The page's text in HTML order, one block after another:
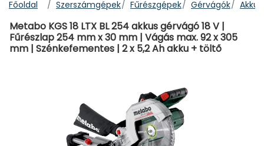
Főoldal Szerszámgépek Fűrészgépek Gérvágók
Metabo KGS 18 LTX BL 254 akkus gérvágó 18 V |
Fűrészlap 254 mm x 30 mm | Vágás max. 92 x 305
mm | Szénkefementes | 2 x 5,2 Ah akku + töltő